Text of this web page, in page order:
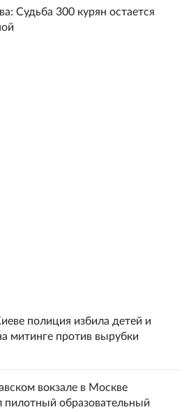
Судьба 300 курян остается
полиция избила детей и
митинге против вырубки
вокзале в Москве
пилотный образовательный